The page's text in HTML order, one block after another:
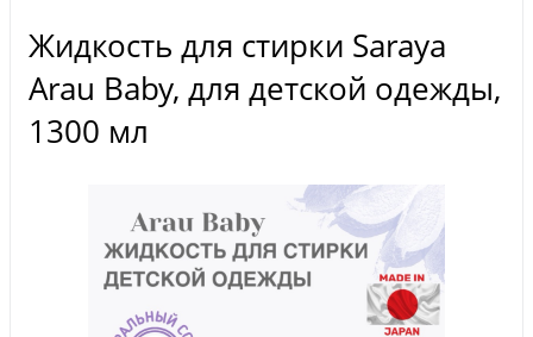
Жидкость для стирки Saraya
Arau Baby, для детской одежды,
1300 мл